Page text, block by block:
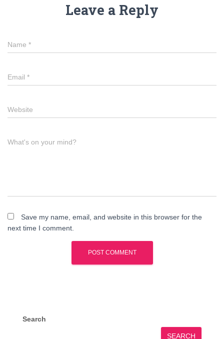
Leave a Reply
Name *
Email *
Website
What's on your mind?
Save my name, email, and website in this browser for the
next time I comment.
Search
SEARCH